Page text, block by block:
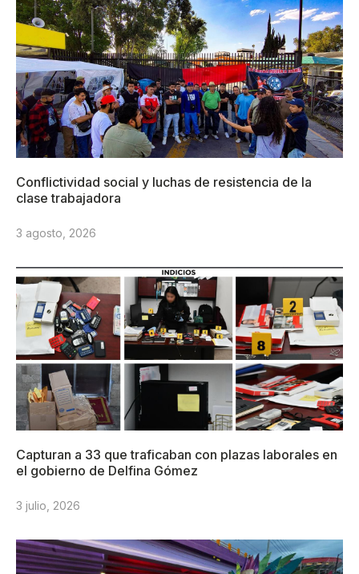
Conflictividad social y luchas de resistencia de la
clase trabajadora
3 agosto, 2026
Capturan a 33 que traficaban con plazas laborales en
el gobierno de Delfina Gómez
3 julio, 2026